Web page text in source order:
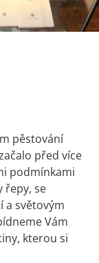
pěstování
před více
podmínkami
řepy, se
a světovým
Vám
kterou si